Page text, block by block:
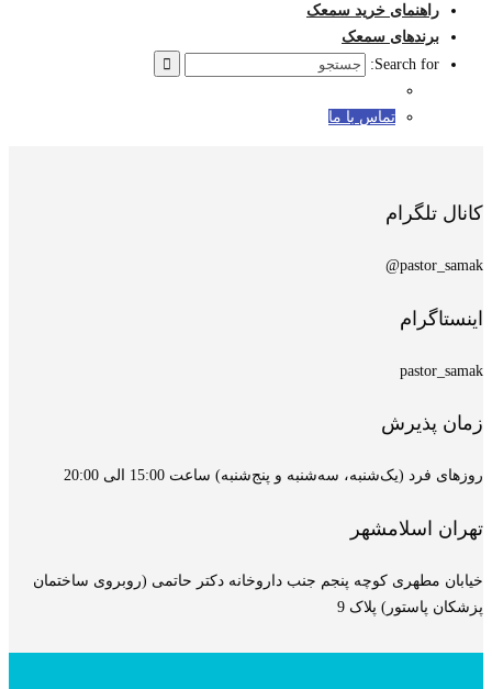
راهنمای خرید سمعک
برندهای سمعک
Search for:
تماس با ما
کانال تلگرام
pastor_samak@
اینستاگرام
pastor_samak
زمان پذیرش
روزهای فرد (یک‌شنبه، سه‌شنبه و پنج‌شنبه) ساعت 15:00 الی 20:00
تهران اسلامشهر
خیابان مطهری کوچه پنجم جنب داروخانه دکتر حاتمی (روبروی ساختمان
پزشکان پاستور) پلاک 9